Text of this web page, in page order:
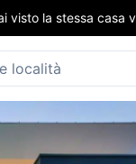
visto la stessa casa